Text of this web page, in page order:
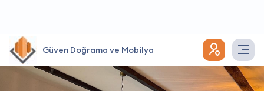
Güven Doğrama ve Mobilya